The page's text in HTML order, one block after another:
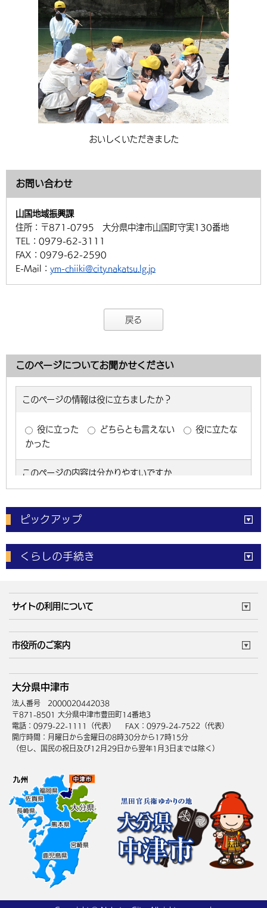
おいしくいただきました
お問い合わせ
山国地域振興課
住所： 〒871-0795 大分県中津市山国町守実130番地
TEL： 0979-62-3111
FAX： 0979-62-2590
E-Mail： ym-chiiki@city.nakatsu.lg.jp
戻る
このページについてお聞かせください
ピックアップ
電子申請 窓口の混雑状況
体育施設予約状況 ご意見・ご要望
くらしの手続き
成人・仕事
住まい・引越 ごみ・環境
健康・医療 障がい・福祉
高齢・介護
サイトの利用について
サイトマップ
市役所のご案内
庁舎地図 組織案内
中津市へのアクセス
大分県中津市
法人番号 2000020442038
〒871-8501 大分県中津市豊田町14番地3
電話：0979-22-1111（代表）
FAX：0979-24-7522（代表）
開庁時間：月曜日から金曜日の8時30分から17時15分
（但し、国民の祝日及び12月29日から翌年1月3日までは除く）